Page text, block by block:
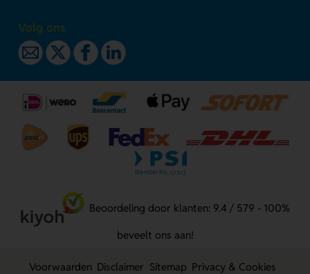
Volg ons
Beoordeling door klanten: 9.4 / 579 - 100%
beveelt ons aan!
Voorwaarden Disclaimer Sitemap Privacy & Cookies